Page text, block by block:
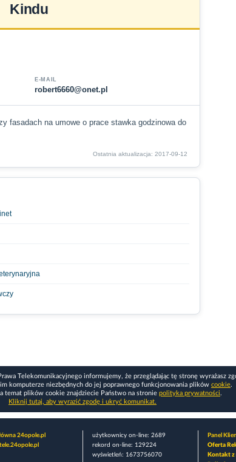
Kindu
E-MAIL
robert6660@onet.pl
fasadach na umowe o prace stawka godzinowa do
Ostatnia aktualizacja: 2017-09-12
Telekomunikacyjnego informujemy, że przeglądając tę stronę wyrażasz
komputerze niezbędnych do jej poprawnego funkcjonowania plików cookie.
temat plików cookie znajdziecie Państwo na stronie polityka prywatności.
Kliknij tutaj, aby wyrazić zgodę i ukryć komunikat.
24opole.pl
użytkownicy on-line: 2689
rekord on-line: 129224
wyświetleń: 1673756070
Panel
Oferta
Kontakt z